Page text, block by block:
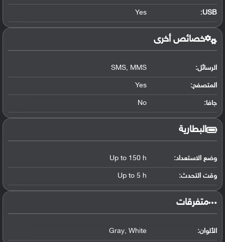
USB
:
Yes
خصائص أخرى
الرسائل: SMS, MMS
المتصفح: Yes
جافا: No
البطارية
وضع الاستعداد: Up to 150 h
وقت التحدث: Up to 5 h
‏متفرقات‏
الألوان: Gray, White